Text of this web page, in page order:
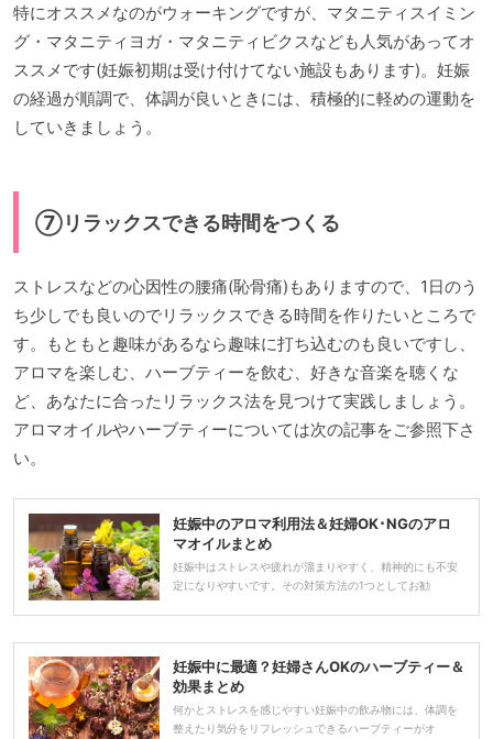
特にオススメなのがウォーキングですが、マタニティスイミン
グ・マタニティヨガ・マタニティビクスなども人気があってオ
ススメです(妊娠初期は受け付けてない施設もあります)。妊娠
の経過が順調で、体調が良いときには、積極的に軽めの運動を
していきましょう。
⑦リラックスできる時間をつくる
ストレスなどの心因性の腰痛(恥骨痛)もありますので、1日のう
ち少しでも良いのでリラックスできる時間を作りたいところで
す。もともと趣味があるなら趣味に打ち込むのも良いですし、
アロマを楽しむ、ハーブティーを飲む、好きな音楽を聴くな
ど、あなたに合ったリラックス法を見つけて実践しましょう。
アロマオイルやハーブティーについては次の記事をご参照下さ
い。
妊娠中のアロマ利用法＆妊婦OK･NGのアロ
マオイルまとめ
妊娠中はストレスや疲れが溜まりやすく、精神的にも不安
定になりやすいです。その対策方法の1つとしてお勧
妊娠中に最適？妊婦さんOKのハーブティー＆
効果まとめ
何かとストレスを感じやすい妊娠中の飲み物には、体調を
整えたり気分をリフレッシュできるハーブティーがオ